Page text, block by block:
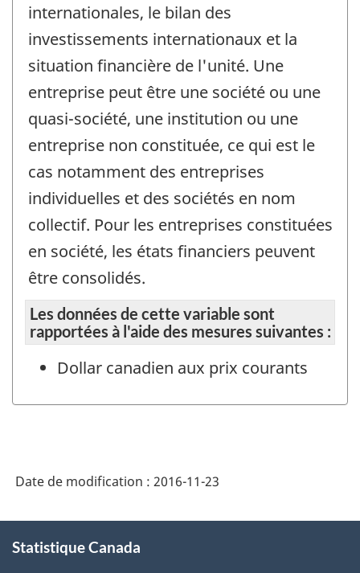
internationales, le bilan des
investissements internationaux et la
situation financière de l'unité. Une
entreprise peut être une société ou une
quasi-société, une institution ou une
entreprise non constituée, ce qui est le
cas notamment des entreprises
individuelles et des sociétés en nom
collectif. Pour les entreprises constituées
en société, les états financiers peuvent
être consolidés.
Les données de cette variable sont
rapportées à l'aide des mesures suivantes :
Dollar canadien aux prix courants
Date de modification : 2016-11-23
propos
Statistique Canada